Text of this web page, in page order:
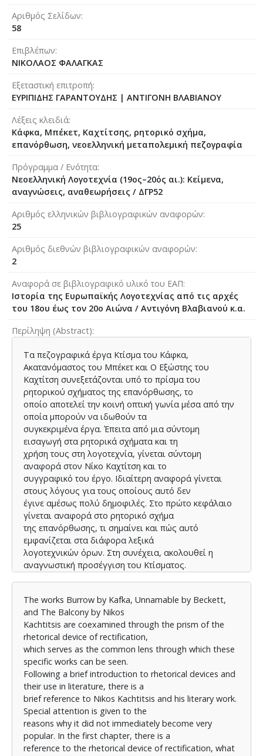
Αριθμός Σελίδων
58
Επιβλέπων
ΝΙΚΟΛΑΟΣ ΦΑΛΑΓΚΑΣ
Εξεταστική επιτροπή
ΕΥΡΙΠΙΔΗΣ ΓΑΡΑΝΤΟΥΔΗΣ | ΑΝΤΙΓΟΝΗ ΒΛΑΒΙΑΝΟΥ
Λέξεις κλειδιά
Κάφκα, Μπέκετ, Καχτίτσης, ρητορικό σχήμα,
επανόρθωση, νεοελληνική μεταπολεμική πεζογραφία
Πρόγραμμα / Ενότητα
Νεοελληνική Λογοτεχνία (19ος–20ός αι.): Κείμενα,
αναγνώσεις, αναθεωρήσεις / ΔΓΡ52
Αριθμός ελληνικών βιβλιογραφικών αναφορών
25
Αριθμός διεθνών βιβλιογραφικών αναφορών
2
Αναφορά σε βιβλιογραφικό υλικό του ΕΑΠ
Ιστορία της Ευρωπαϊκής Λογοτεχνίας από τις αρχές
του 18ου έως τον 20ο Αιώνα / Αντιγόνη Βλαβιανού κ.α.
Περίληψη (Abstract)
Τα πεζογραφικά έργα Κτίσμα του Κάφκα,
Ακατανόμαστος του Μπέκετ και Ο Εξώστης του
Καχτίτση συνεξετάζονται υπό το πρίσμα του
ρητορικού σχήματος της επανόρθωσης, το
οποίο αποτελεί την κοινή οπτική γωνία μέσα από την
οποία μπορούν να ιδωθούν τα
συγκεκριμένα έργα. Έπειτα από μια σύντομη
εισαγωγή στα ρητορικά σχήματα και τη
χρήση τους στη λογοτεχνία, γίνεται σύντομη
αναφορά στον Νίκο Καχτίτση και το
συγγραφικό του έργο. Ιδιαίτερη αναφορά γίνεται
στους λόγους για τους οποίους αυτό δεν
έγινε αμέσως πολύ δημοφιλές. Στο πρώτο κεφάλαιο
γίνεται αναφορά στο ρητορικό σχήμα
της επανόρθωσης, τι σημαίνει και πώς αυτό
εμφανίζεται στα διάφορα λεξικά
λογοτεχνικών όρων. Στη συνέχεια, ακολουθεί η
αναγνωστική προσέγγιση του Κτίσματος.
αδυναμία του υποκειμένου να βρει έναν
αποτελεσματικό τρόπο να προστατευθεί από το
περιβάλλον του που το βιώνει εχθρικό. Στο
μυθιστόρημα Ο Ακατανόμαστος του Μπέκετ,
η επανόρθωση είναι αυτή που εμποδίζει τον αφηγητή
να ανασυστήσει τον εαυτό του,
μέσω της διαδικασίας της μνήμης, με αποτέλεσμα
αυτός να παραμένει καθηλωμένος στο
ίδιο σημείο. Στον Εξώστη του Καχτίτση, το ρητορικό
σχήμα της επανόρθωσης εμποδίζει
τελικά τον αφηγητή να διηγηθεί τις αμαρτίες του
παρελθόντος έτσι ώστε να λυτρωθεί από
την αφόρητη ενοχή που τον ακολουθεί παντού.
The works Burrow by Kafka, Unnamable by Beckett,
and The Balcony by Nikos
Kachtitsis are coexamined through the prism of the
rhetorical device of rectification,
which serves as the common lens through which these
specific works can be seen.
Following a brief introduction to rhetorical devices and
their use in literature, there is a
brief reference to Nikos Kachtitsis and his literary work.
Special attention is given to the
reasons why it did not immediately become very
popular. In the first chapter, there is a
reference to the rhetorical device of rectification, what